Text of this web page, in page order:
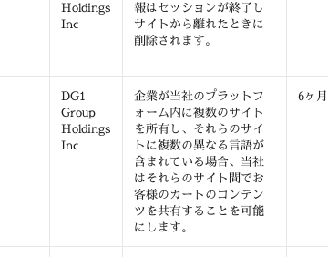
Holdings
Inc
報はセッションが終了し
サイトから離れたときに
削除されます。
DG1
Group
Holdings
Inc
企業が当社のプラットフ
ォーム内に複数のサイト
を所有し、それらのサイ
トに複数の異なる言語が
含まれている場合、当社
はそれらのサイト間でお
客様のカートのコンテン
ツを共有することを可能
にします。
6ヶ月